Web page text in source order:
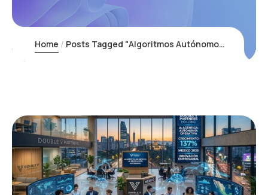
Home Posts Tagged "Algoritmos Autónomos"